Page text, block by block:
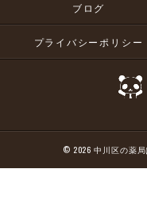
ブログ
プライバシーポリシー
© 2026 中川区の薬局